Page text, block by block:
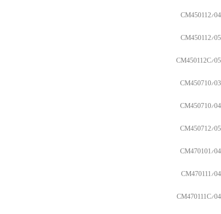
CM450112/04
CM450112/05
CM450112C/05
CM450710/03
CM450710/04
CM450712/05
CM470101/04
CM470111/04
CM470111C/04